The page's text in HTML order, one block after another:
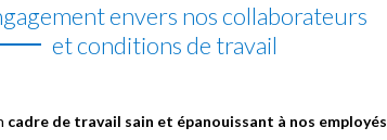
envers nos collaborateurs
et conditions de travail
cadre de travail sain et épanouissant à nos employés